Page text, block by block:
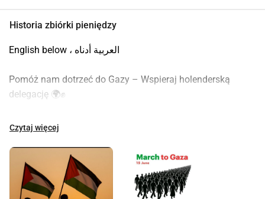
Historia zbiórki pieniędzy
English below ، العربية أدناه
Pomóż nam dotrzeć do Gazy – Wspieraj holenderską
delegację 🌍✊
Organizujemy zbiórkę pieniędzy na rzecz holenderskiej
czerwca 2025 — międzynarodowej, pokojowej marszu w
odpowiedzi na pilny apel ludu palestyńskiego o
solidarność.
Czytaj więcej